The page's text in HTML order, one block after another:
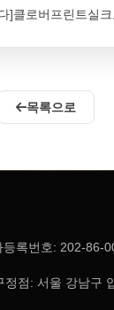
]클로버프린트실
목록으로
록번호: 202-86-
점: 서울 강남구